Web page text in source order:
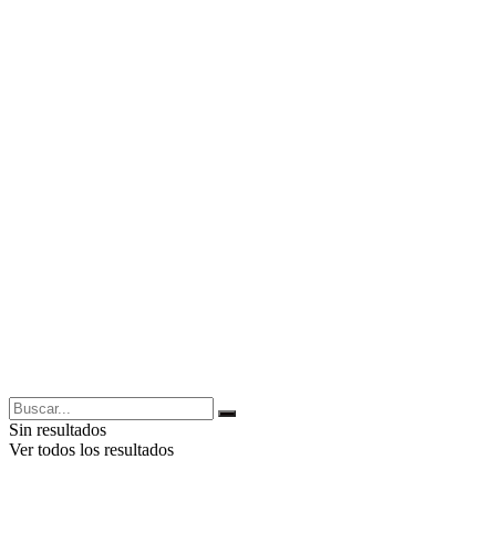
Sin resultados
Ver todos los resultados